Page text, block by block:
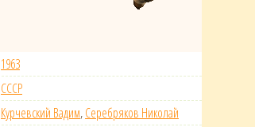
1963
СССР
Курчевский Вадим,Серебряков Николай